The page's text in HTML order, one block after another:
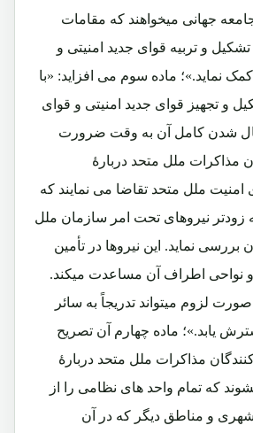
جهانی میخواهند که مقامات
و تربیه قوای جدید امنیتی و
نماید.»؛ ماده سوم می افزاید: «با
و تجهیز قوای جدید امنیتی و قوای
شدن کامل آن به وقت ضرورت
مذاکرات ملل متحد دربارۀ
امنیت ملل متحد تقاضا می نمایند که
زودتر نیروهای تحت امر سازمان ملل
بررسی نماید. این نیروها در تأمین
و نواحی اطراف آن مساعدت میکند.
لزوم میتواند تدریجاً به سائر
یابد.»؛ ماده چهارم آن تصریح
مذاکرات ملل متحد دربارۀ
که تمام واحد های نظامی را از
و مناطق دیگر که در آن